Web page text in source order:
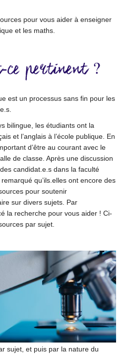
pour vous aider à enseigner
et les maths.
est un processus sans fin pour les
bilingue, les étudiants ont la
et l’anglais à l’école publique. En
d’être au courant avec le
de classe. Après une discussion
candidat.e.s dans la faculté
qu’ils.elles ont encore des
pour soutenir
sur divers sujets. Par
la recherche pour vous aider ! Ci-
par sujet.
sujet, et puis par la nature du